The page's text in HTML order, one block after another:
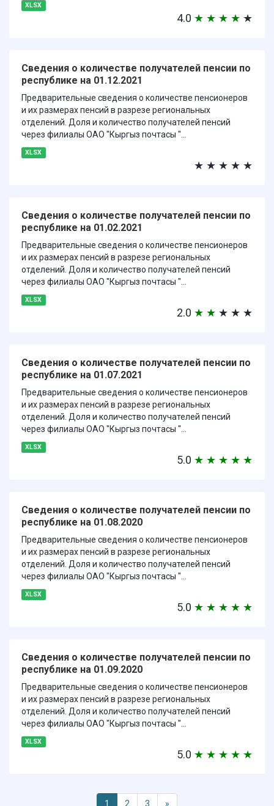
XLSX
4.0 ★ ★ ★ ★ ★
Сведения о количестве получателей пенсии по
республике на 01.12.2021
Предварительные сведения о количестве пенсионеров
и их размерах пенсий в разрезе региональных
отделений. Доля и количество получателей пенсий
через филиалы ОАО "Кыргыз почтасы "...
XLSX
★ ★ ★ ★ ★
Сведения о количестве получателей пенсии по
республике на 01.02.2021
Предварительные сведения о количестве пенсионеров
и их размерах пенсий в разрезе региональных
отделений. Доля и количество получателей пенсий
через филиалы ОАО "Кыргыз почтасы "...
XLSX
2.0 ★ ★ ★ ★ ★
Сведения о количестве получателей пенсии по
республике на 01.07.2021
Предварительные сведения о количестве пенсионеров
и их размерах пенсий в разрезе региональных
отделений. Доля и количество получателей пенсий
через филиалы ОАО "Кыргыз почтасы "...
XLSX
5.0 ★ ★ ★ ★ ★
Сведения о количестве получателей пенсии по
республике на 01.08.2020
Предварительные сведения о количестве пенсионеров
и их размерах пенсий в разрезе региональных
отделений. Доля и количество получателей пенсий
через филиалы ОАО "Кыргыз почтасы "...
XLSX
5.0 ★ ★ ★ ★ ★
Сведения о количестве получателей пенсии по
республике на 01.09.2020
Предварительные сведения о количестве пенсионеров
и их размерах пенсий в разрезе региональных
отделений. Доля и количество получателей пенсий
через филиалы ОАО "Кыргыз почтасы "...
XLSX
5.0 ★ ★ ★ ★ ★
1 2 3 »